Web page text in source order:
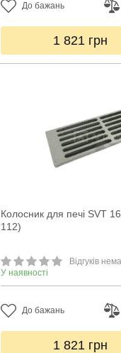
До бажань
1 821 грн
Колосник для печі SVT
112)
Відгуків
У наявності
До бажань
1 821 грн